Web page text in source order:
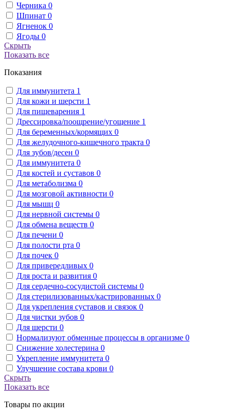
Черника 0
Шпинат 0
Ягненок 0
Ягоды 0
Скрыть
Показать все
Показания
Для иммунитета 1
Для кожи и шерсти 1
Для пищеварения 1
Дрессировка/поощрение/угощение 1
Для беременных/кормящих 0
Для желудочного-кишечного тракта 0
Для зубов/десен 0
Для иммунитета 0
Для костей и суставов 0
Для метаболизма 0
Для мозговой активности 0
Для мышц 0
Для нервной системы 0
Для обмена веществ 0
Для печени 0
Для полости рта 0
Для почек 0
Для привередливых 0
Для роста и развития 0
Для сердечно-сосудистой системы 0
Для стерилизованных/кастрированных 0
Для укрепления суставов и связок 0
Для чистки зубов 0
Для шерсти 0
Нормализуют обменные процессы в организме 0
Снижение холестерина 0
Укрепление иммунитета 0
Улучшение состава крови 0
Скрыть
Показать все
Товары по акции